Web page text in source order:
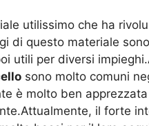
utilissimo che ha
di questo materiale
utili per diversi
sono molto comuni
è molto ben
il forte